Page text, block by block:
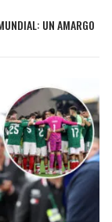
UN AMARGO